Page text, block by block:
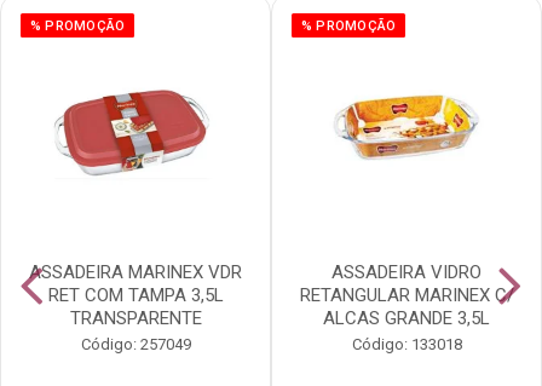
% PROMOÇÃO
ASSADEIRA MARINEX VDR
RET COM TAMPA 3,5L
TRANSPARENTE
Código: 257049
% PROMOÇÃO
ASSADEIRA VIDRO
RETANGULAR MARINEX C/
ALCAS GRANDE 3,5L
Código: 133018